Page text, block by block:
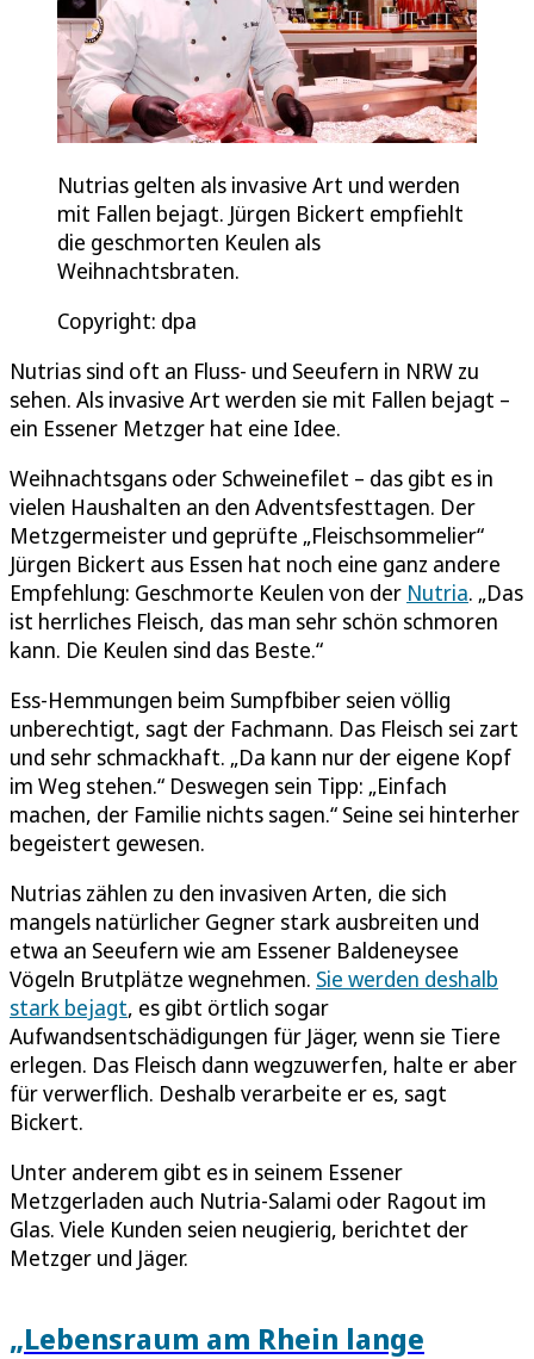
Nutrias gelten als invasive Art und werden
mit Fallen bejagt. Jürgen Bickert empfiehlt
die geschmorten Keulen als
Weihnachtsbraten.
Copyright: dpa
Nutrias sind oft an Fluss- und Seeufern in NRW zu
sehen. Als invasive Art werden sie mit Fallen bejagt –
ein Essener Metzger hat eine Idee.
Weihnachtsgans oder Schweinefilet – das gibt es in
vielen Haushalten an den Adventsfesttagen. Der
Metzgermeister und geprüfte „Fleischsommelier“
Jürgen Bickert aus Essen hat noch eine ganz andere
Empfehlung: Geschmorte Keulen von der Nutria. „Das
ist herrliches Fleisch, das man sehr schön schmoren
kann. Die Keulen sind das Beste.“
Ess-Hemmungen beim Sumpfbiber seien völlig
unberechtigt, sagt der Fachmann. Das Fleisch sei zart
und sehr schmackhaft. „Da kann nur der eigene Kopf
im Weg stehen.“ Deswegen sein Tipp: „Einfach
machen, der Familie nichts sagen.“ Seine sei hinterher
begeistert gewesen.
Nutrias zählen zu den invasiven Arten, die sich
mangels natürlicher Gegner stark ausbreiten und
etwa an Seeufern wie am Essener Baldeneysee
Vögeln Brutplätze wegnehmen. Sie werden deshalb
stark bejagt, es gibt örtlich sogar
Aufwandsentschädigungen für Jäger, wenn sie Tiere
erlegen. Das Fleisch dann wegzuwerfen, halte er aber
für verwerflich. Deshalb verarbeite er es, sagt
Bickert.
Unter anderem gibt es in seinem Essener
Metzgerladen auch Nutria-Salami oder Ragout im
Glas. Viele Kunden seien neugierig, berichtet der
Metzger und Jäger.
„Lebensraum am Rhein lange